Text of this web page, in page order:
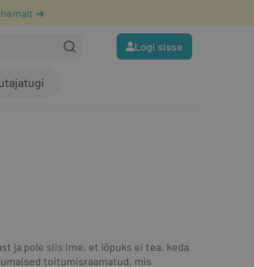
➔
Logi sisse
ja pole siis ime, et lõpuks ei tea, keda
toitumisraamatud, mis